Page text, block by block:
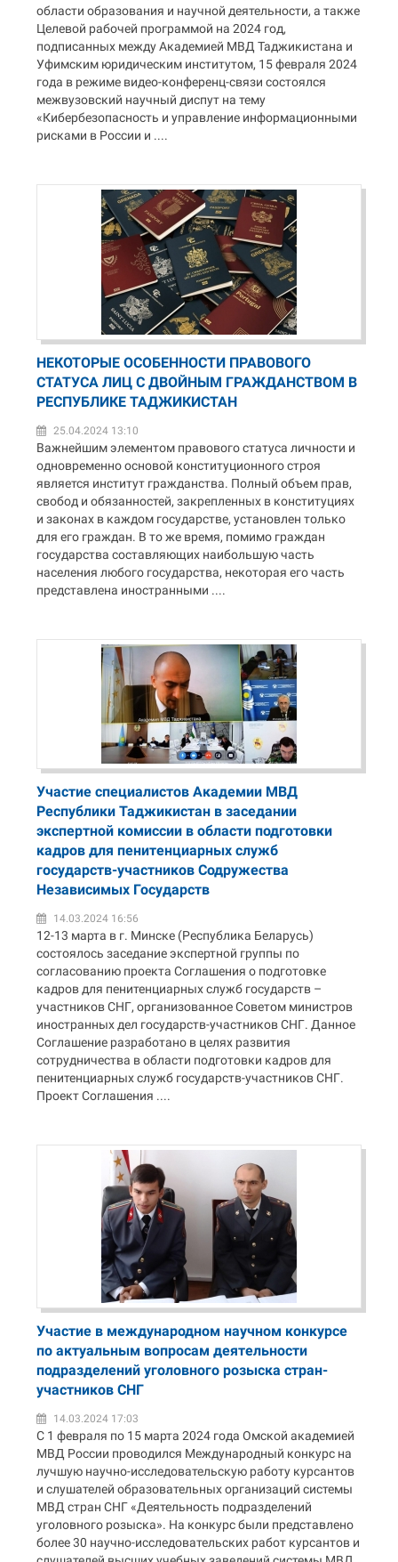
области образования и научной деятельности, а также
Целевой рабочей программой на 2024 год,
подписанных между Академией МВД Таджикистана и
Уфимским юридическим институтом, 15 февраля 2024
года в режиме видео-конференц-связи состоялся
межвузовский научный диспут на тему
«Кибербезопасность и управление информационными
рисками в России и ....
НЕКОТОРЫЕ ОСОБЕННОСТИ ПРАВОВОГО
СТАТУСА ЛИЦ С ДВОЙНЫМ ГРАЖДАНСТВОМ В
РЕСПУБЛИКЕ ТАДЖИКИСТАН
25.04.2024 13:10
Важнейшим элементом правового статуса личности и
одновременно основой конституционного строя
является институт гражданства. Полный объем прав,
свобод и обязанностей, закрепленных в конституциях
и законах в каждом государстве, установлен только
для его граждан. В то же время, помимо граждан
государства составляющих наибольшую часть
населения любого государства, некоторая его часть
представлена иностранными ....
Участие специалистов Академии МВД
Республики Таджикистан в заседании
экспертной комиссии в области подготовки
кадров для пенитенциарных служб
государств-участников Содружества
Независимых Государств
14.03.2024 16:56
12-13 марта в г. Минске (Республика Беларусь)
состоялось заседание экспертной группы по
согласованию проекта Соглашения о подготовке
кадров для пенитенциарных служб государств –
участников СНГ, организованное Советом министров
иностранных дел государств-участников СНГ. Данное
Соглашение разработано в целях развития
сотрудничества в области подготовки кадров для
пенитенциарных служб государств-участников СНГ.
Проект Соглашения ....
Участие в международном научном конкурсе
по актуальным вопросам деятельности
подразделений уголовного розыска стран-
участников СНГ
14.03.2024 17:03
С 1 февраля по 15 марта 2024 года Омской академией
МВД России проводился Международный конкурс на
лучшую научно-исследовательскую работу курсантов
и слушателей образовательных организаций системы
МВД стран СНГ «Деятельность подразделений
уголовного розыска». На конкурс были представлено
более 30 научно-исследовательских работ курсантов и